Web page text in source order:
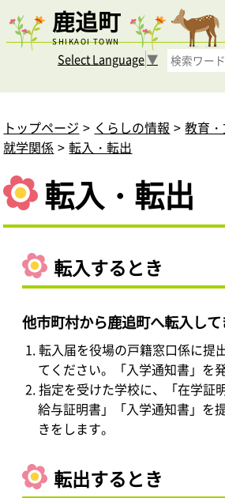
鹿追町
SHIKAOI TOWN
Select Language▼
トップページ くらしの情報 教育
就学関係
転入・転出
転入・転出
転入するとき
他市町村から鹿追町へ転入し
転入届を役場の戸籍窓口係に提
てください。「入学通知書」を
指定を受けた学校に、「在学証
給与証明書」「入学通知書」を
きをします。
転出するとき